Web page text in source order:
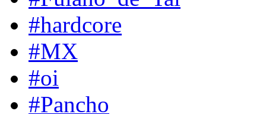
#hardcore
#MX
#oi
#Pancho